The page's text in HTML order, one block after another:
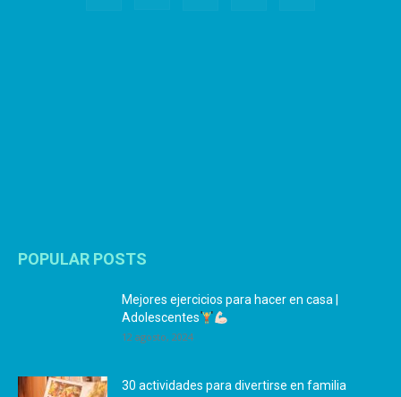
POPULAR POSTS
Mejores ejercicios para hacer en casa |
Adolescentes
12 agosto, 2024
30 actividades para divertirse en familia